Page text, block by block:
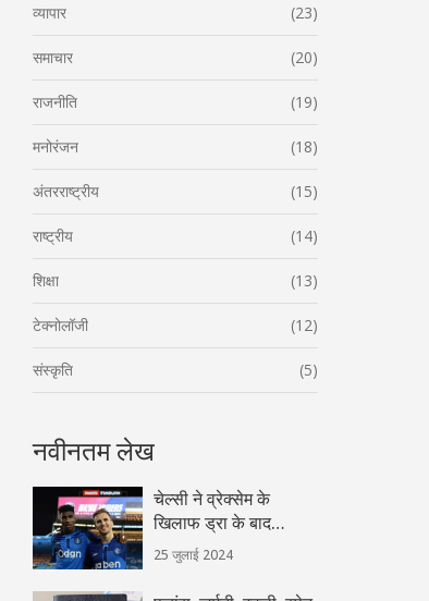
व्यापार (23)
समाचार (20)
राजनीति (19)
मनोरंजन (18)
अंतरराष्ट्रीय (15)
राष्ट्रीय (14)
शिक्षा (13)
टेक्नोलॉजी (12)
संस्कृति (5)
नवीनतम लेख
चेल्सी ने व्रेक्सेम के
खिलाफ ड्रा के बाद
मारेस्का की शैली का बचाव
25 जुलाई 2024